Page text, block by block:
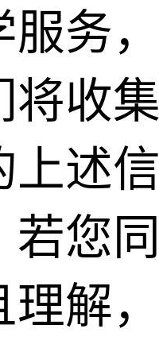
务，
将收集
上述信
若您同
解，